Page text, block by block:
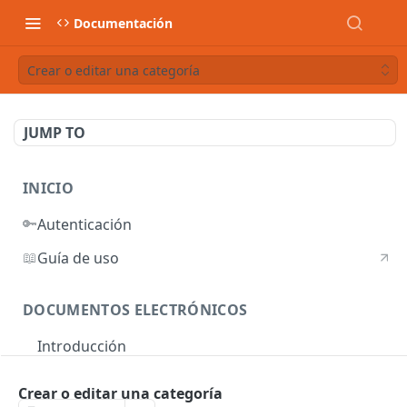
Documentación
Crear o editar una categoría
JUMP TO
INICIO
🔑Autenticación
📖Guía de uso
DOCUMENTOS ELECTRÓNICOS
Introducción
Crear o editar una categoría